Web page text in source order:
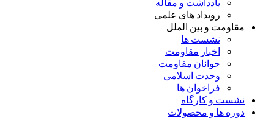
رویداد های علمی
مقاومت و بین الملل
نشست ها
اخبار مقاومت
جوانان مقاومت
وحدت اسلامی
فراخوان ها
نشست و کارگاه
دوره ها و محصولات